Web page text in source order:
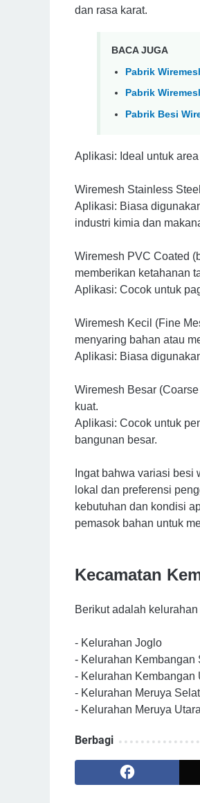
dan rasa karat.
BACA JUGA
Pabrik
Pabrik
Pabrik Besi
Aplikasi: Ideal untuk
Wiremesh Stainless
Aplikasi: Biasa
industri kimia dan
Wiremesh PVC Coated
memberikan ketahanan
Aplikasi: Cocok untuk
Wiremesh Kecil (Fine
menyaring bahan atau
Aplikasi: Biasa
Wiremesh Besar
kuat.
Aplikasi: Cocok untuk
bangunan besar.
Ingat bahwa variasi
lokal dan preferensi
kebutuhan dan kondisi
pemasok bahan untuk
Kecamatan
Berikut adalah
- Kelurahan Joglo
- Kelurahan Kembangan
- Kelurahan Kembangan
- Kelurahan Meruya
- Kelurahan Meruya Utara
Berbagi